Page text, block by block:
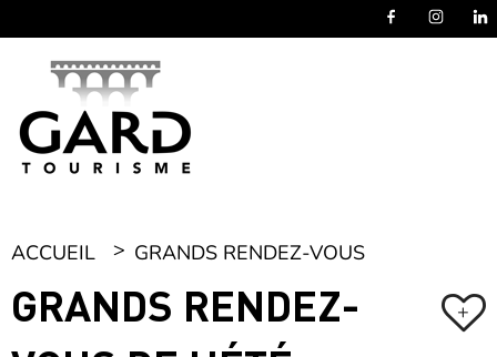
ACCUEIL GRANDS RENDEZ-VOUS
GRANDS RENDEZ-
+